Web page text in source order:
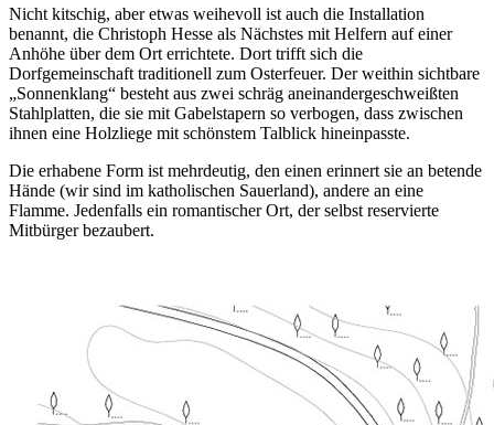
Nicht kitschig, aber etwas weihevoll ist auch die Installation
benannt, die Christoph Hesse als Nächstes mit Helfern auf einer
Anhöhe über dem Ort errichtete. Dort trifft sich die
Dorfgemeinschaft traditionell zum Osterfeuer. Der weithin sichtbare
„Sonnenklang“ besteht aus zwei schräg aneinandergeschweißten
Stahlplatten, die sie mit Gabelstapern so verbogen, dass zwischen
ihnen eine Holzliege mit schönstem Talblick hineinpasste.
Die erhabene Form ist mehrdeutig, den einen erinnert sie an betende
Hände (wir sind im katholischen Sauerland), andere an eine
Flamme. Jedenfalls ein romantischer Ort, der selbst reservierte
Mitbürger bezaubert.